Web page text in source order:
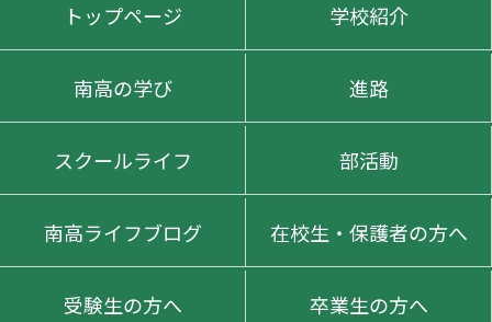
トップページ 学校紹介
南高の学び 進路
スクールライフ 部活動
南高ライフブログ 在校生・保護者の方へ
受験生の方へ 卒業生の方へ